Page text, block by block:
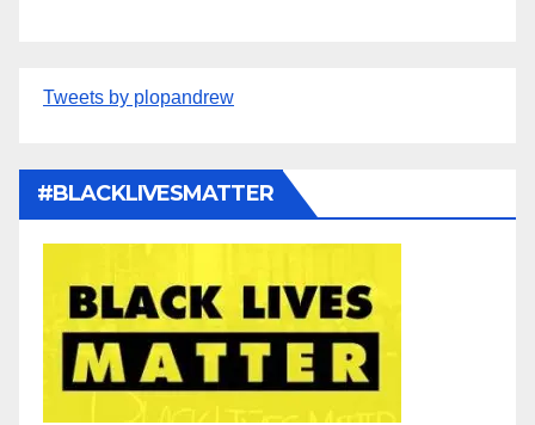
Tweets by plopandrew
#BLACKLIVESMATTER